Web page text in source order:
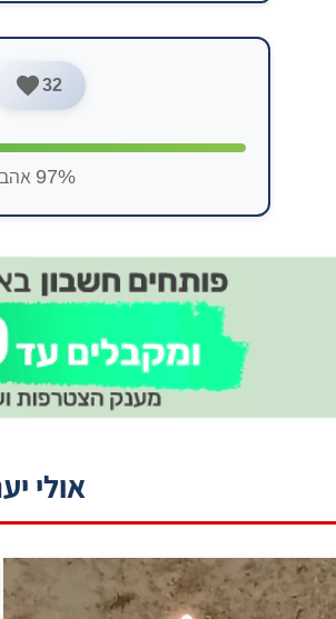
32
97% אהבו את הכתבה
אולי